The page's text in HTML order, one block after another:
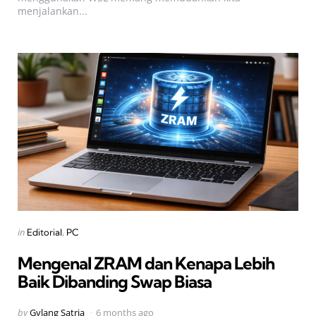
menjalankan...
Categories
Posted
in Editorial PC
Mengenal ZRAM dan Kenapa Lebih
Baik Dibanding Swap Biasa
Posted
byGylang Satria 6 months ago